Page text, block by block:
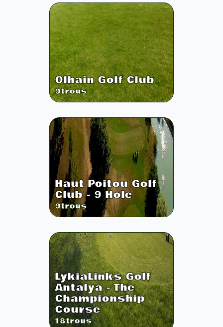
Olhain Golf Club
9trous
Haut Poitou Golf
Club - 9 Hole
9trous
LykiaLinks Golf
Antalya - The
Championship
Course
18trous